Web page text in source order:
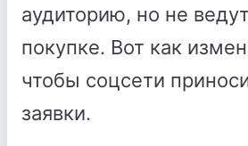
аудиторию, но не
покупке. Вот как
чтобы соцсети
заявки.